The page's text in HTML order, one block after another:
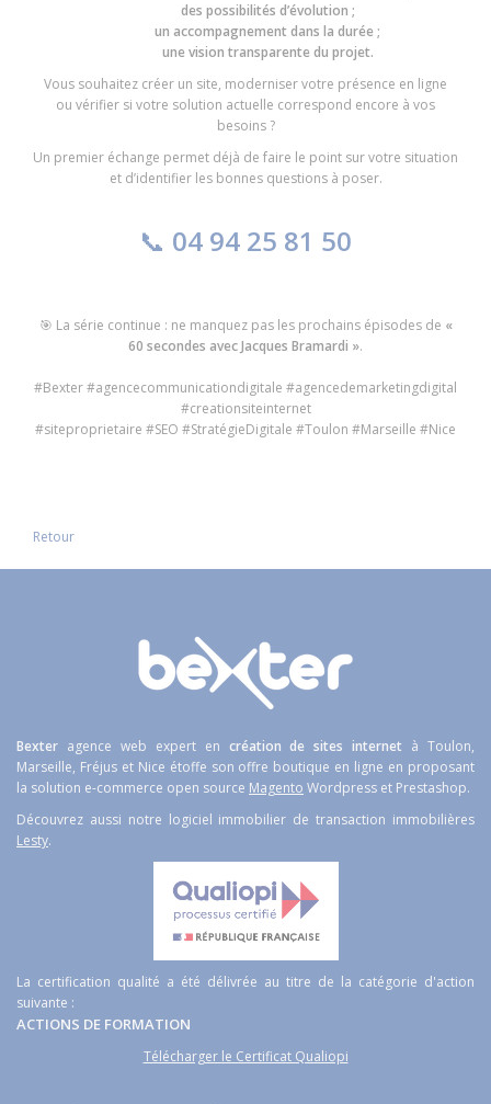
des possibilités d’évolution ;
un accompagnement dans la durée ;
une vision transparente du projet.
Vous souhaitez créer un site, moderniser votre présence en ligne
ou vérifier si votre solution actuelle correspond encore à vos
besoins ?
Un premier échange permet déjà de faire le point sur votre situation
et d’identifier les bonnes questions à poser.
📞 04 94 25 81 50
🎯 La série continue : ne manquez pas les prochains épisodes de «
60 secondes avec Jacques Bramardi ».
#Bexter #agencecommunicationdigitale #agencedemarketingdigital
#creationsiteinternet
#siteproprietaire #SEO #StratégieDigitale #Toulon #Marseille #Nice
Retour
Bexter agence web expert en création de sites internet à Toulon,
Marseille, Fréjus et Nice étoffe son offre boutique en ligne en proposant
la solution e-commerce open source Magento Wordpress et Prestashop.
Découvrez aussi notre logiciel immobilier de transaction immobilières
Lesty.
La certification qualité a été délivrée au titre de la catégorie d'action
suivante :
ACTIONS DE FORMATION
Télécharger le Certificat Qualiopi